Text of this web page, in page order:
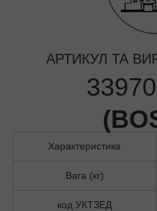
АРТИКУЛ ТА
(
Характеристика
Вага (кг)
код УКТЗЕД